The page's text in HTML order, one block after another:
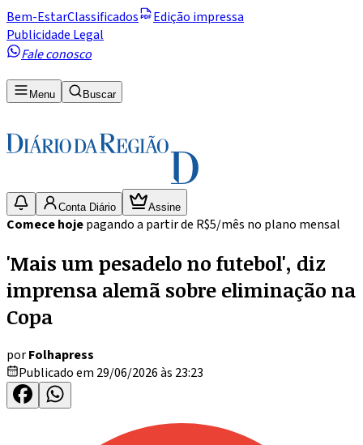
Bem-EstarClassificados
Edição impressa
Publicidade Legal
Fale conosco
Menu Buscar
Conta Diário Assine
Comece hojepagando a partir de R$5/mês no plano mensal
'Mais um pesadelo no futebol', diz
imprensa alemã sobre eliminação na
Copa
porFolhapress
Publicado em 29/06/2026 às 23:23